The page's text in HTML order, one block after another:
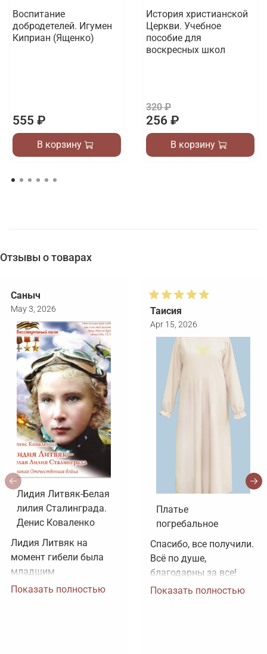
Воспитание
добродетелей. Игумен
Киприан (Ященко)
555 ₽
В корзину
История христианской
Церкви. Учебное
пособие для
воскресных школ
320 ₽
256 ₽
В корзину
Отзывы о товарах
Саныч
May 3, 2026
Лидия Литвяк-Белая
лилия Сталинграда.
Денис Коваленко
Лидия Литвяк на
момент гибели была
младшим
лейтенантом.
Показать полностью
Таисия
Apr 15, 2026
Платье
погребальное
Спасибо, все получили.
Всё по душе,
благодарны за все!
Показать полностью